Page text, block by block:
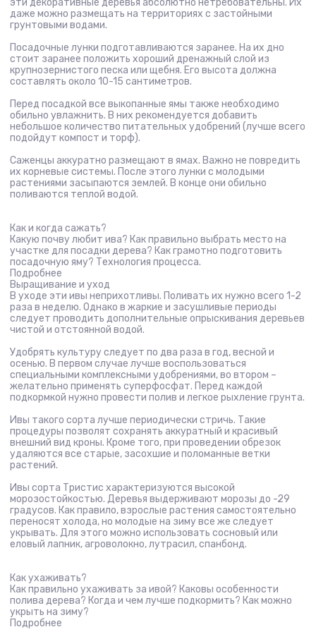
эти декоративные деревья абсолютно нетребовательны. Их
даже можно размещать на территориях с застойными
грунтовыми водами.
Посадочные лунки подготавливаются заранее. На их дно
стоит заранее положить хороший дренажный слой из
крупнозернистого песка или щебня. Его высота должна
составлять около 10-15 сантиметров.
Перед посадкой все выкопанные ямы также необходимо
обильно увлажнить. В них рекомендуется добавить
небольшое количество питательных удобрений (лучше всего
подойдут компост и торф).
Саженцы аккуратно размещают в ямах. Важно не повредить
их корневые системы. После этого лунки с молодыми
растениями засыпаются землей. В конце они обильно
поливаются теплой водой.
Как и когда сажать?
Какую почву любит ива? Как правильно выбрать место на
участке для посадки дерева? Как грамотно подготовить
посадочную яму? Технология процесса.
Подробнее
Выращивание и уход
В уходе эти ивы неприхотливы. Поливать их нужно всего 1-2
раза в неделю. Однако в жаркие и засушливые периоды
следует проводить дополнительные опрыскивания деревьев
чистой и отстоянной водой.
Удобрять культуру следует по два раза в год, весной и
осенью. В первом случае лучше воспользоваться
специальными комплексными удобрениями, во втором –
желательно применять суперфосфат. Перед каждой
подкормкой нужно провести полив и легкое рыхление грунта.
Ивы такого сорта лучше периодически стричь. Такие
процедуры позволят сохранять аккуратный и красивый
внешний вид кроны. Кроме того, при проведении обрезок
удаляются все старые, засохшие и поломанные ветки
растений.
Ивы сорта Тристис характеризуются высокой
морозостойкостью. Деревья выдерживают морозы до -29
градусов. Как правило, взрослые растения самостоятельно
переносят холода, но молодые на зиму все же следует
укрывать. Для этого можно использовать сосновый или
еловый лапник, агроволокно, лутрасил, спанбонд.
Как ухаживать?
Как правильно ухаживать за ивой? Каковы особенности
полива дерева? Когда и чем лучше подкормить? Как можно
укрыть на зиму?
Подробнее